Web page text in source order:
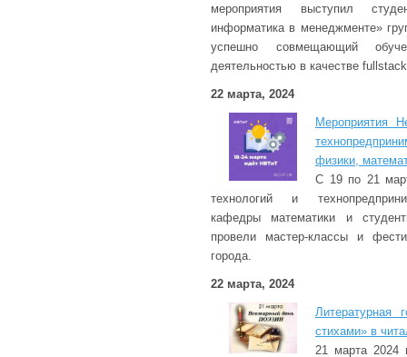
мероприятия выступил
информатика в менеджменте»
успешно совмещающий
деятельностью в качестве
22 марта, 2024
Мероприятия
физики,
С 19 по 21
технологий и
кафедры математики и
провели мастер-классы и
города.
22 марта, 2024
Литературная
стихами» в
21 марта